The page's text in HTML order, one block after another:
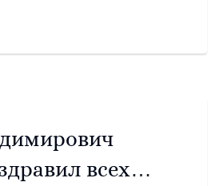
за использование
всех